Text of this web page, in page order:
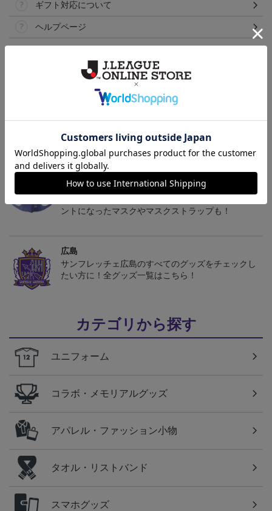
ギフト対応について
ヘルプページ
広島
サンフレッチェ広島の2022ユニフォームを着て試合
広島
ントになったマスクやマスクストラップも！
広島
サンフレッチェ広島のすべてのグッズをチェックし
たい方に！全グッズ一覧はこちら！
カテゴリから探す
ユニフォーム
コラボ・メモリアルグッズ
アパレル・ファッション小物
タオル・リストバンド
スマホグッズ